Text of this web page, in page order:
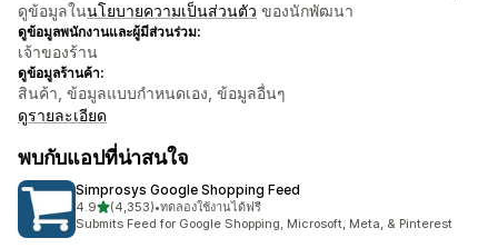
ดูข้อมูลในนโยบายความเป็นส่วนตัว ของนักพัฒนา
ดูข้อมูลพนักงานและผู้มีส่วนร่วม:
เจ้าของร้าน
ดูข้อมูลร้านค้า:
สินค้า, ข้อมูลแบบกำหนดเอง, ข้อมูลอื่นๆ
ดูรายละเอียด
พบกับแอปที่น่าสนใจ
Simprosys Google Shopping Feed
4.9เต็ม 5 ดาว
(4,353)
ทั้งหมด 4353 รีวิว
•ทดลองใช้งานได้ฟรี
Submits Feed for Google Shopping, Microsoft, Meta, & Pinterest